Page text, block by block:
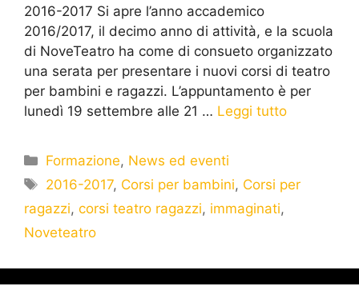
2016-2017 Si apre l’anno accademico
2016/2017, il decimo anno di attività, e la scuola
di NoveTeatro ha come di consueto organizzato
una serata per presentare i nuovi corsi di teatro
per bambini e ragazzi. L’appuntamento è per
lunedì 19 settembre alle 21 … Leggi tutto
Formazione, News ed eventi
2016-2017, Corsi per bambini, Corsi per
ragazzi, corsi teatro ragazzi, immaginati,
Noveteatro